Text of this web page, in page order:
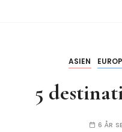
ASIEN
5
6 ÅR